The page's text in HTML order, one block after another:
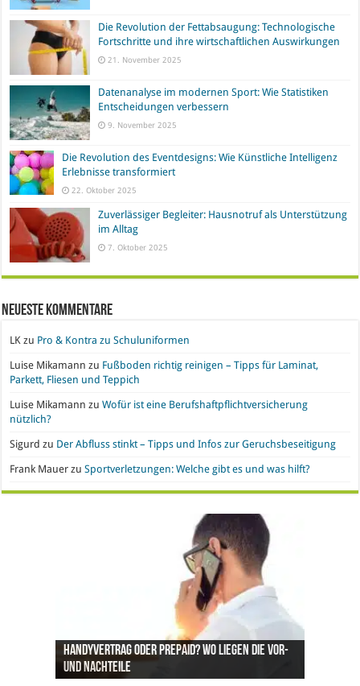
Die Revolution der Fettabsaugung: Technologische
Fortschritte und ihre wirtschaftlichen Auswirkungen
21. November 2025
Datenanalyse im modernen Sport: Wie Statistiken
Entscheidungen verbessern
9. November 2025
Die Revolution des Eventdesigns: Wie Künstliche Intelligenz
Erlebnisse transformiert
22. Oktober 2025
Zuverlässiger Begleiter: Hausnotruf als Unterstützung
im Alltag
7. Oktober 2025
Neueste Kommentare
LK zu Pro & Kontra zu Schuluniformen
Luise Mikamann zu Fußboden richtig reinigen – Tipps für Laminat,
Parkett, Fliesen und Teppich
Luise Mikamann zuWofür ist eine Berufshaftpflichtversicherung
nützlich?
Sigurd zu Der Abfluss stinkt – Tipps und Infos zur Geruchsbeseitigung
Frank Mauer zuSportverletzungen: Welche gibt es und was hilft?
Handyvertrag oder Prepaid? Wo liegen die Vor-
und Nachteile
Nachgefragt: Ist Gold eine geeignete
Geldanlage?
Büroeinrichtung und IT leasen: Hier liegen die
Vorteile
Pro & Kontra – künstliche Pflanzen vs. echte
Pflanzen
Synthetische Kleidung – Vor- und Nachteile von
Polyesterstoff